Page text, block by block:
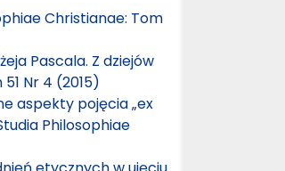
Christianae: Tom
Pascala. Z dziejów
Nr 4 (2015)
aspekty pojęcia „ex
Philosophiae